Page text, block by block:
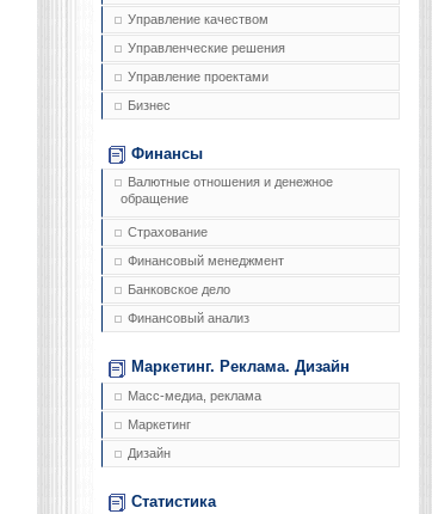
Управление качеством
Управленческие решения
Управление проектами
Бизнес
Финансы
Валютные отношения и денежное
обращение
Страхование
Финансовый менеджмент
Банковское дело
Финансовый анализ
Маркетинг. Реклама. Дизайн
Масс-медиа, реклама
Маркетинг
Дизайн
Статистика